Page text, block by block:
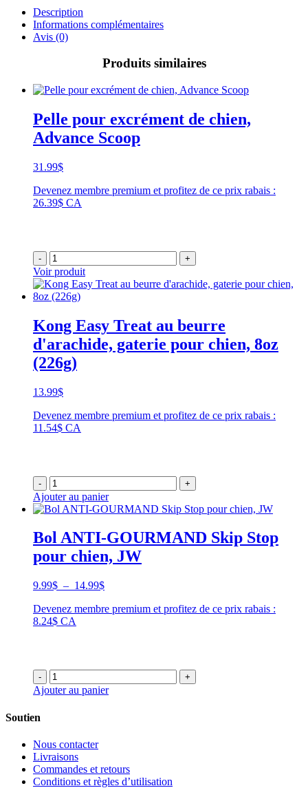
Description
Informations complémentaires
Avis (0)
Produits similaires
Pelle pour excrément de chien,
Advance Scoop
31.99$
Devenez membre premium et profitez de ce prix rabais :
26.39$ CA
- +
Voir produit
Kong Easy Treat au beurre
d'arachide, gaterie pour chien, 8oz
(226g)
13.99$
Devenez membre premium et profitez de ce prix rabais :
11.54$ CA
- +
Ajouter au panier
Bol ANTI-GOURMAND Skip Stop
pour chien, JW
9.99$ – 14.99$Plage
prix :
Devenez membre premium et profitez de ce prix rabais :
8.24$ CA
- +
Ajouter au panier
Soutien
Nous contacter
Livraisons
Commandes et retours
Conditions et règles d’utilisation